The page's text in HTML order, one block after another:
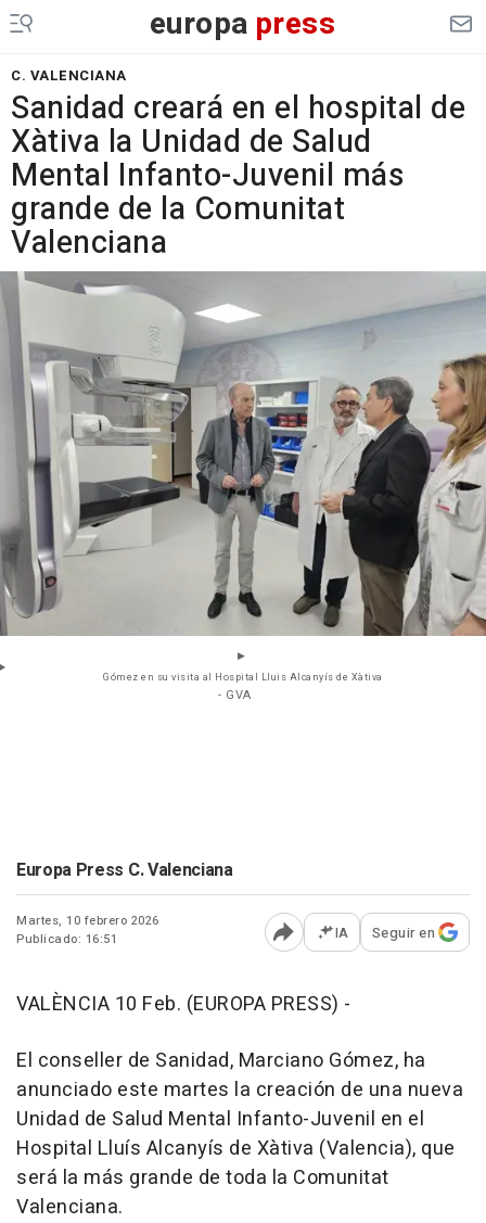
europa press
C. VALENCIANA
Sanidad creará en el hospital de
Xàtiva la Unidad de Salud
Mental Infanto-Juvenil más
grande de la Comunitat
Valenciana
Gómez en su visita al Hospital Lluis Alcanyís de Xàtiva
- GVA
Europa Press C. Valenciana
Martes, 10 febrero 2026
Publicado: 16:51
Abrir opciones para
IA Seguir en
VALÈNCIA 10 Feb. (EUROPA PRESS) -
El conseller de Sanidad, Marciano Gómez, ha
anunciado este martes la creación de una nueva
Unidad de Salud Mental Infanto-Juvenil en el
Hospital Lluís Alcanyís de Xàtiva (Valencia), que
será la más grande de toda la Comunitat
Valenciana.